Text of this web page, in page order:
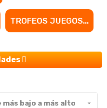
TROFEOS JUEGOS...
más bajo a más alto 